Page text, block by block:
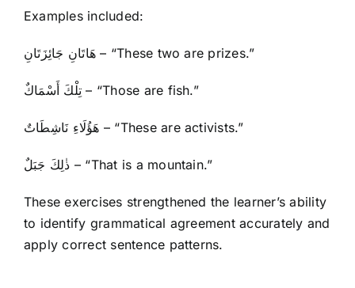
Examples included:
هَاتَانِ جَائِزَتَانِ – “These two are prizes.”
تِلْكَ أَسْمَاكٌ – “Those are fish.”
هَؤُلَاءِ نَاشِطَاتٌ – “These are activists.”
ذٰلِكَ جَبَلٌ – “That is a mountain.”
These exercises strengthened the learner’s ability
to identify grammatical agreement accurately and
apply correct sentence patterns.